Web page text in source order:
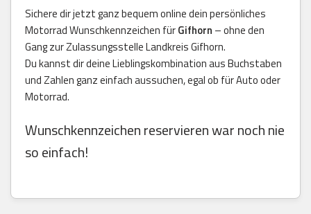
Sichere dir jetzt ganz bequem online dein persönliches
Motorrad Wunschkennzeichen fürGifhorn – ohne den
Gang zur Zulassungsstelle Landkreis Gifhorn.
Du kannst dir deine Lieblingskombination aus Buchstaben
und Zahlen ganz einfach aussuchen, egal ob für Auto oder
Motorrad.
Wunschkennzeichen reservieren war noch nie
so einfach!